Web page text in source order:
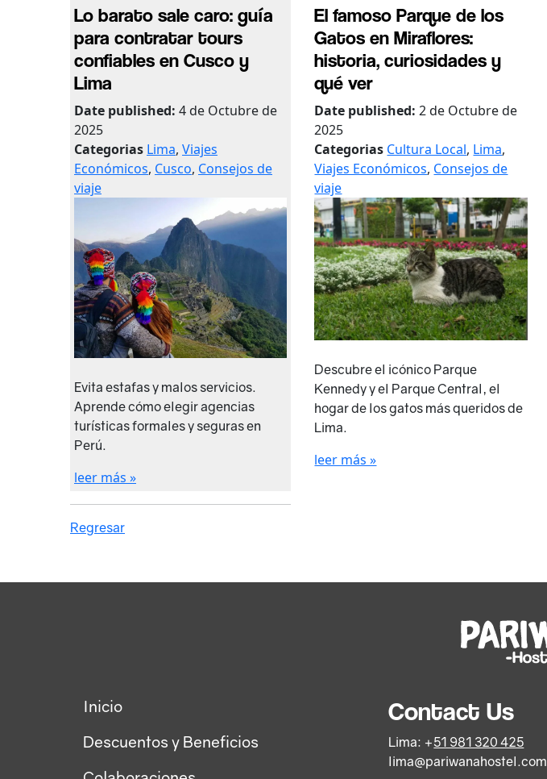
Lo barato sale caro: guía
para contratar tours
confiables en Cusco y
Lima
Date published: 4 de Octubre de
2025
Categorias Lima, Viajes
Económicos, Cusco, Consejos de
viaje
Evita estafas y malos servicios.
Aprende cómo elegir agencias
turísticas formales y seguras en
Perú.
leer más »
El famoso Parque de los
Gatos en Miraflores:
historia, curiosidades y
qué ver
Date published:2 de Octubre de
2025
Categorias Cultura Local, Lima,
Viajes Económicos, Consejos de
viaje
Descubre el icónico Parque
Kennedy y el Parque Central, el
hogar de los gatos más queridos de
Lima.
leer más »
Regresar
Inicio
Descuentos y Beneficios
Contact Us
Lima: +51 981 320 425
lima@pariwanahostel.com